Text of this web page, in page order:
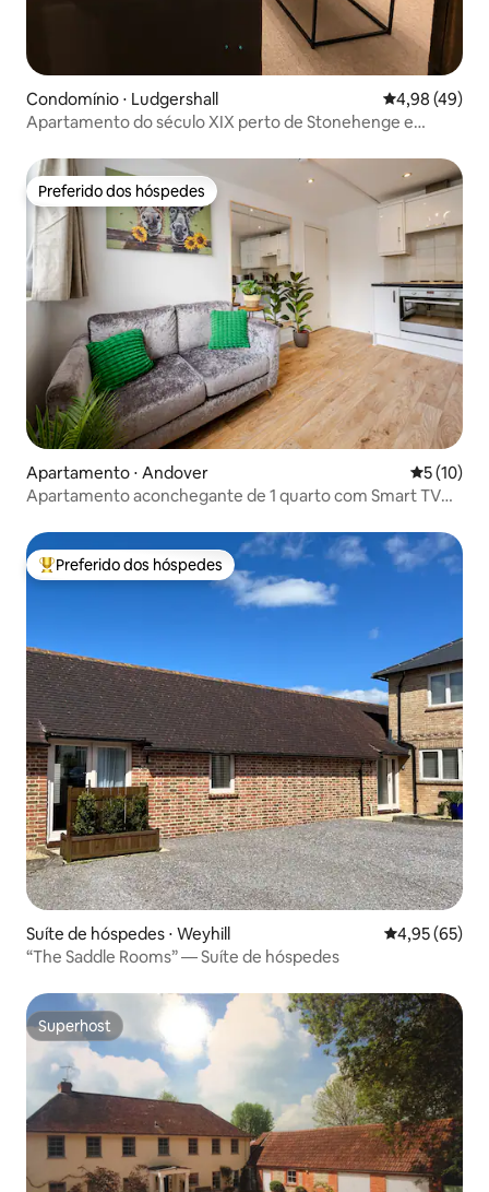
Condomínio ⋅ Ludgershall 4,98 de uma
4,98 (49)
Apartamento do século XIX perto de Stonehenge e
Preferido dos hóspedes
Preferido dos hóspedes
Apartamento ⋅ Andover 5 de uma
5 (10)
Apartamento aconchegante de 1 quarto com Smart TV
Entre os melhores preferidos dos hóspedes
Preferido dos hóspedes
Suíte de hóspedes ⋅ Weyhill 4,95 de uma
4,95 (65)
“The Saddle Rooms” — Suíte de hóspedes
Superhost
Superhost